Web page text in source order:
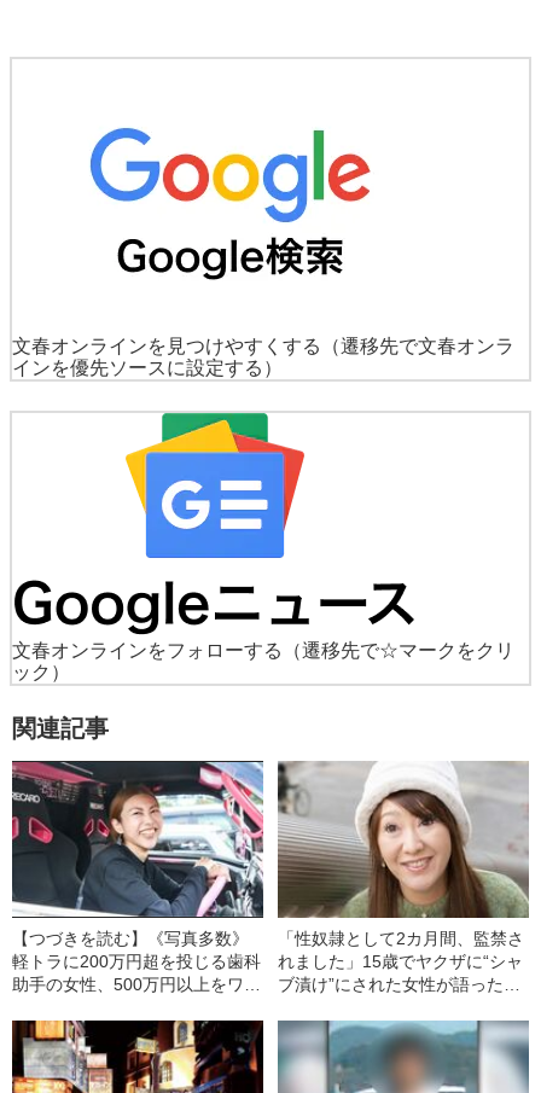
文春オンラインを見つけやすくする
（遷移先で文春オンラ
インを優先ソースに設定する）
文春オンラインをフォローする
（遷移先で☆マークをクリ
ック）
関連記事
【つづきを読む】《写真多数》
軽トラに200万円超を投じる歯科
助手の女性、500万円以上をワゴ
男性…改造車マニアたちが明か
した“カスタムをやめられない理
由”
「性奴隷として2カ月間、監禁さ
れました」15歳でヤクザに“シャ
ブ漬け”にされた女性が語った